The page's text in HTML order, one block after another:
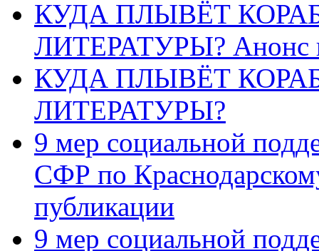
КУДА ПЛЫВЁТ
ЛИТЕРАТУРЫ? Анонс
КУДА ПЛЫВЁТ
ЛИТЕРАТУРЫ?
9 мер социальной
СФР по
публикации
9 мер социальной